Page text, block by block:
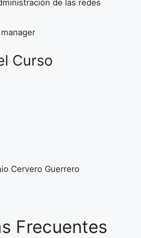
de las redes
Curso
Cervero Guerrero
Frecuentes